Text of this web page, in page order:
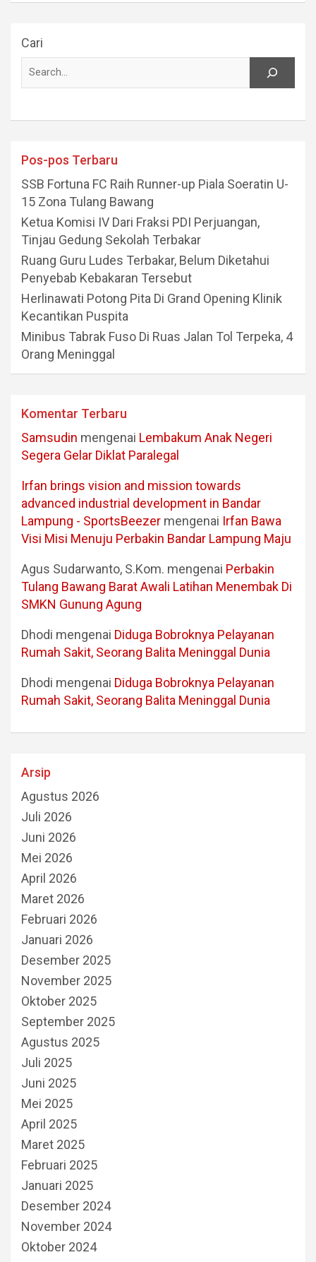
Cari
Pos-pos Terbaru
SSB Fortuna FC Raih Runner-up Piala Soeratin U-
15 Zona Tulang Bawang
Ketua Komisi IV Dari Fraksi PDI Perjuangan,
Tinjau Gedung Sekolah Terbakar
Ruang Guru Ludes Terbakar, Belum Diketahui
Penyebab Kebakaran Tersebut
Herlinawati Potong Pita Di Grand Opening Klinik
Kecantikan Puspita
Minibus Tabrak Fuso Di Ruas Jalan Tol Terpeka, 4
Orang Meninggal
Komentar Terbaru
Samsudin mengenai Lembakum Anak Negeri
Segera Gelar Diklat Paralegal
Irfan brings vision and mission towards
advanced industrial development in Bandar
Lampung - SportsBeezer mengenai Irfan Bawa
Visi Misi Menuju Perbakin Bandar Lampung Maju
Agus Sudarwanto, S.Kom. mengenai Perbakin
Tulang Bawang Barat Awali Latihan Menembak Di
SMKN Gunung Agung
Dhodi mengenai Diduga Bobroknya Pelayanan
Rumah Sakit, Seorang Balita Meninggal Dunia
Dhodi mengenai Diduga Bobroknya Pelayanan
Rumah Sakit, Seorang Balita Meninggal Dunia
Arsip
Agustus 2026
Juli 2026
Juni 2026
Mei 2026
April 2026
Maret 2026
Februari 2026
Januari 2026
Desember 2025
November 2025
Oktober 2025
September 2025
Agustus 2025
Juli 2025
Juni 2025
Mei 2025
April 2025
Maret 2025
Februari 2025
Januari 2025
Desember 2024
November 2024
Oktober 2024